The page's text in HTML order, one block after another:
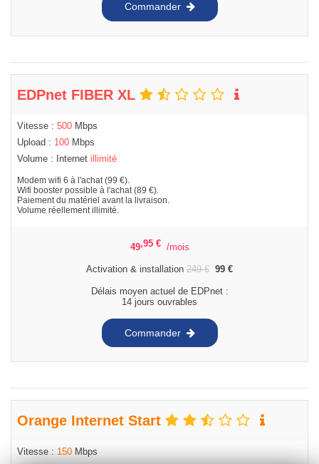
Commander
EDPnet FIBER XL
Vitesse : 500 Mbps
Upload : 100 Mbps
Volume : Internet illimité
Modem wifi 6 à l'achat (99 €).
Wifi booster possible à l'achat (89 €).
Paiement du matériel avant la livraison.
Volume réellement illimité.
49,95 € /mois
Activation & installation 249€ 99 €
Délais moyen actuel de EDPnet :
14 jours ouvrables
Commander
Orange Internet Start
Vitesse : 150 Mbps